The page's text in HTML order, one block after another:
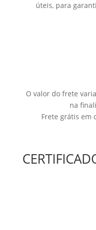
úteis, para
O valor do frete
na
Frete grátis em